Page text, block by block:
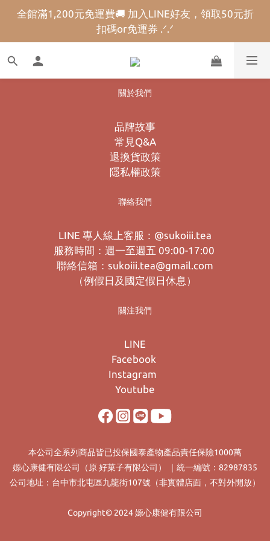
絕版品最後機會.ᐟ.ᐟ多款熱銷商品買一送一，全館加碼
滿額贈大放送.ᐟ.ᐟ
全館滿1,200元免運費🚚 加入LINE好友，領取50元折
扣碼or免運券 .ᐟ.ᐟ
絕版品最後機會.ᐟ.ᐟ多款熱銷商品買一送一，全館加碼
滿額贈大放送.ᐟ.ᐟ
關於我們
品牌故事
常見Q&A
退換貨政策
隱私權政策
聯絡我們
LINE 專人線上客服：@sukoiii.tea
服務時間：週一至週五 09:00-17:00
聯絡信箱：sukoiii.tea@gmail.com
（例假日及國定假日休息）
關注我們
LINE
Facebook
Instagram
Youtube
本公司全系列商品皆已投保國泰產物產品責任保險1000萬
嫄心康健有限公司（原 好菓子有限公司） ｜統一編號：82987835
公司地址：台中市北屯區九龍街107號（非實體店面，不對外開放）
Copyright© 2024 嫄心康健有限公司